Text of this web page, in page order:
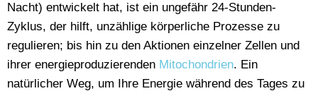
Nacht) entwickelt hat, ist ein ungefähr 24-Stunden-
Zyklus, der hilft, unzählige körperliche Prozesse zu
regulieren; bis hin zu den Aktionen einzelner Zellen und
ihrer energieproduzierenden Mitochondrien. Ein
natürlicher Weg, um Ihre Energie während des Tages zu